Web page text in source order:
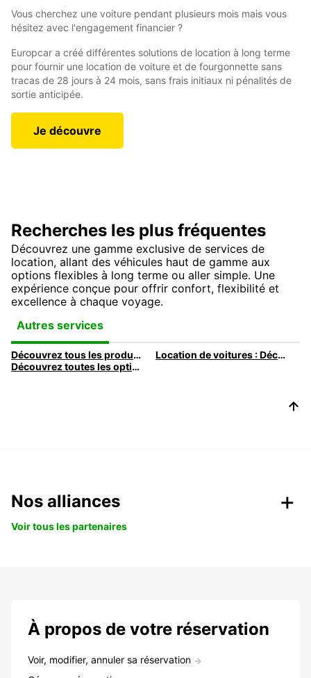
Vous cherchez une voiture pendant plusieurs mois mais vous
hésitez avec l'engagement financier ?
Europcar a créé différentes solutions de location à long terme
pour fournir une location de voiture et de fourgonnette sans
tracas de 28 jours à 24 mois, sans frais initiaux ni pénalités de
sortie anticipée.
Je découvre
Recherches les plus fréquentes
Découvrez une gamme exclusive de services de
location, allant des véhicules haut de gamme aux
options flexibles à long terme ou aller simple. Une
expérience conçue pour offrir confort, flexibilité et
excellence à chaque voyage.
Autres services
Découvrez tous les produits et services de location de voiture proposés par Europcar
Location de voitures : Découvrez notre flotte de véhicules
Découvrez toutes les options de location de voiture proposées par Europcar
Nos alliances
Voir tous les partenaires
À propos de votre réservation
Voir, modifier, annuler sa réservation